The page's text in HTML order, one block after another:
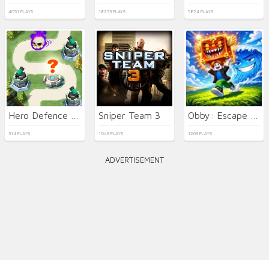
4051 PLAYS 18253 PLAYS 5824 PLAYS
314 PLAYS
Sniper Team 3
1049 PLAYS 1269 PLAYS
ADVERTISEMENT